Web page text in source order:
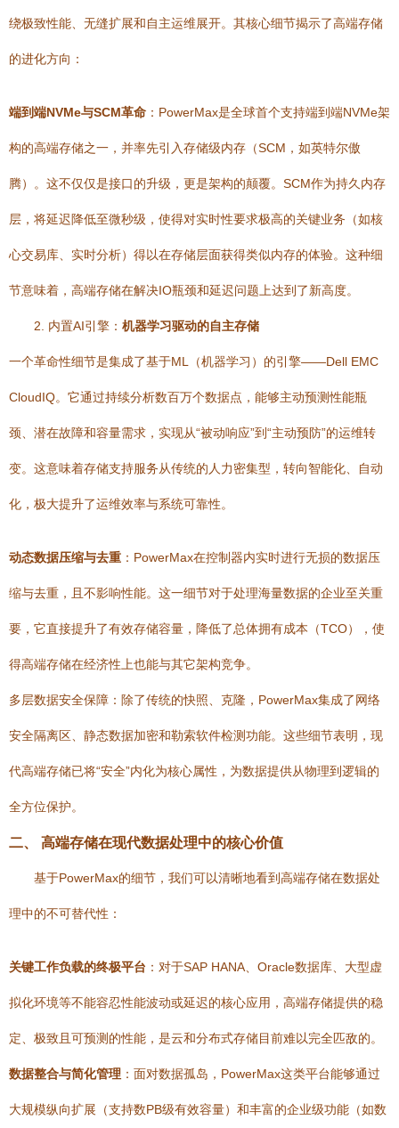
绕极致性能、无缝扩展和自主运维展开。其核心细节揭示了高端存储
的进化方向：
端到端NVMe与SCM革命 ：PowerMax是全球首个支持端到端NVMe架
构的高端存储之一，并率先引入存储级内存（SCM，如英特尔傲
腾）。这不仅仅是接口的升级，更是架构的颠覆。SCM作为持久内存
层，将延迟降低至微秒级，使得对实时性要求极高的关键业务（如核
心交易库、实时分析）得以在存储层面获得类似内存的体验。这种细
节意味着，高端存储在解决IO瓶颈和延迟问题上达到了新高度。
2. 内置AI引擎： 机器学习驱动的自主存储
一个革命性细节是集成了基于ML（机器学习）的引擎——Dell EMC
CloudIQ。它通过持续分析数百万个数据点，能够主动预测性能瓶
颈、潜在故障和容量需求，实现从“被动响应”到“主动预防”的运维转
变。这意味着存储支持服务从传统的人力密集型，转向智能化、自动
化，极大提升了运维效率与系统可靠性。
动态数据压缩与去重 ：PowerMax在控制器内实时进行无损的数据压
缩与去重，且不影响性能。这一细节对于处理海量数据的企业至关重
要，它直接提升了有效存储容量，降低了总体拥有成本（TCO），使
得高端存储在经济性上也能与其它架构竞争。
多层数据安全保障：除了传统的快照、克隆，PowerMax集成了网络
安全隔离区、静态数据加密和勒索软件检测功能。这些细节表明，现
代高端存储已将“安全”内化为核心属性，为数据提供从物理到逻辑的
全方位保护。
二、 高端存储在现代数据处理中的核心价值
基于PowerMax的细节，我们可以清晰地看到高端存储在数据处
理中的不可替代性：
关键工作负载的终极平台 ：对于SAP HANA、Oracle数据库、大型虚
拟化环境等不能容忍性能波动或延迟的核心应用，高端存储提供的稳
定、极致且可预测的性能，是云和分布式存储目前难以完全匹敌的。
数据整合与简化管理 ：面对数据孤岛，PowerMax这类平台能够通过
大规模纵向扩展（支持数PB级有效容量）和丰富的企业级功能（如数